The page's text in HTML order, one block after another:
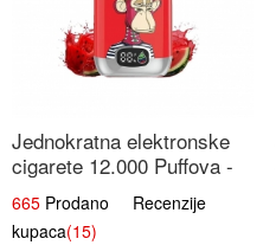
Jednokratna elektronske
cigarete 12.000 Puffova -
Lubenica Sladoled | Ljetna
Desertna Aroma
665 Prodano Recenzije
kupaca(15)